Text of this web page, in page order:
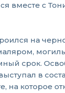
вместе с
на
срок.
в
которое